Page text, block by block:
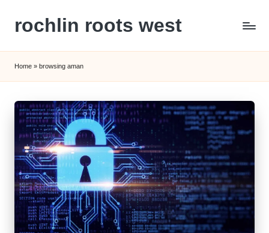
content
rochlin roots west
dan
Kesehatan
Modern
Home » browsing aman